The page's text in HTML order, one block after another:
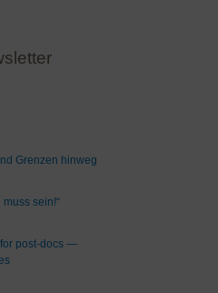
Grenzen hinweg
sein!“
post-docs —